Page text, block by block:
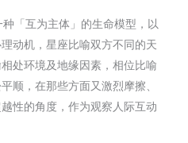
「互为主体」的生命模型，以
动机，星座比喻双方不同的天
处环境及地缘因素，相位比喻
顺，在那些方面又激烈摩擦、
性的角度，作为观察人际互动